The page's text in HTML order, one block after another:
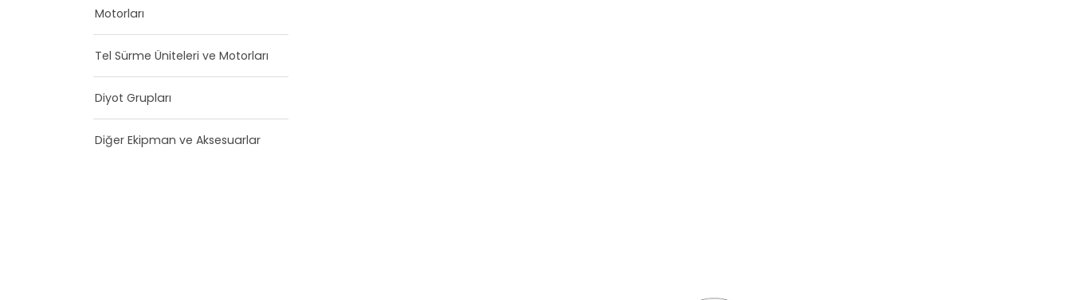
Motorları
Tel Sürme Üniteleri ve Motorları
Diyot Grupları
Diğer Ekipman ve Aksesuarlar